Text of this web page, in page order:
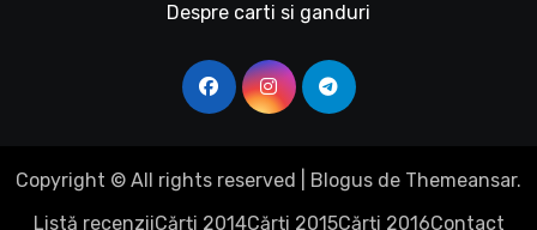
Despre carti si ganduri
Copyright © All rights reserved Blogus de Themeansar.
Listă recenziiCărți 2014Cărți 2015Cărți 2016Contact